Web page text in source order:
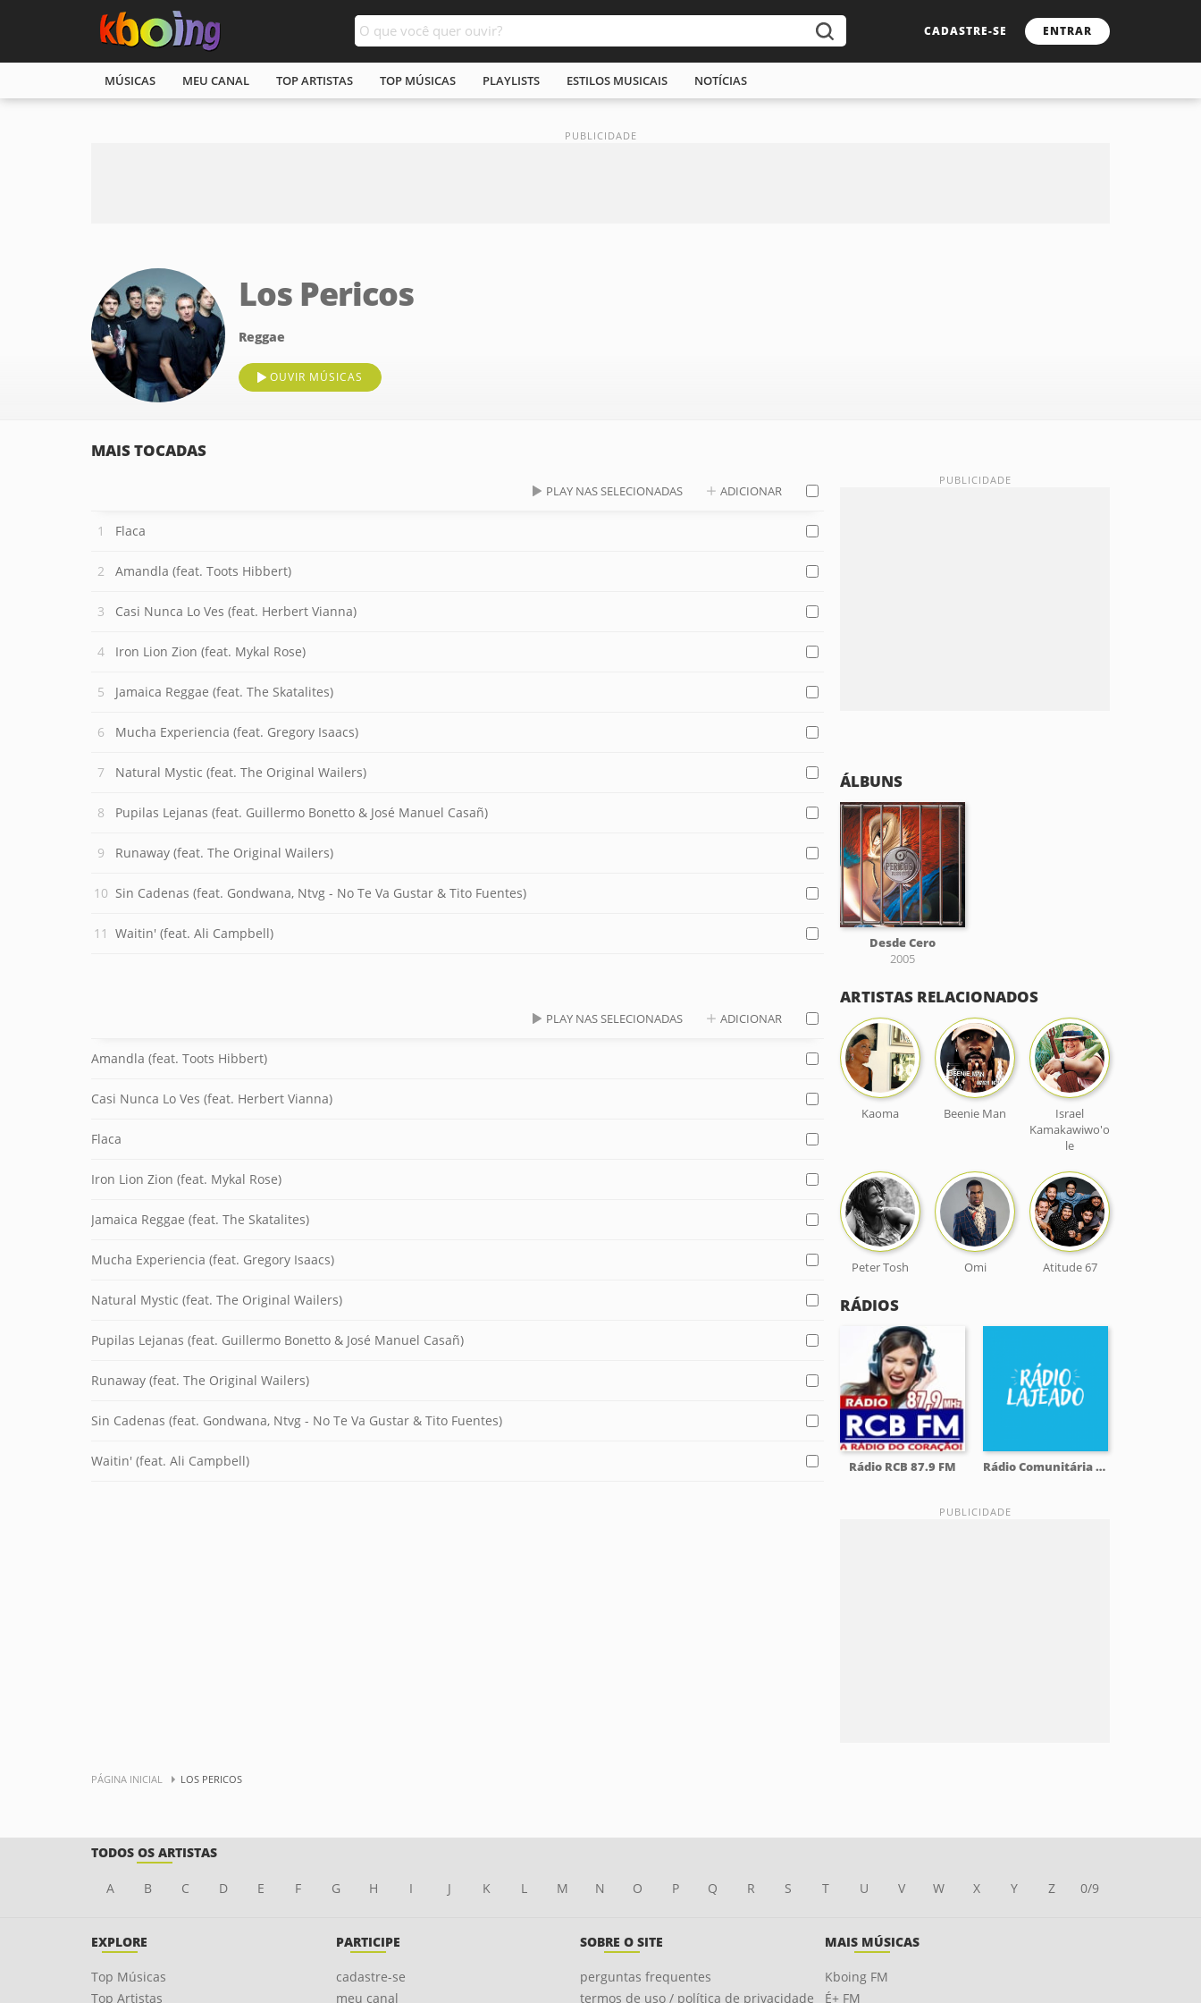
CADASTRE-SE ENTRAR
MÚSICAS MEU CANAL TOP ARTISTAS TOP MÚSICAS PLAYLISTS ESTILOS MUSICAIS NOTÍCIAS
Los Pericos
Reggae
OUVIR MÚSICAS
MAIS TOCADAS
PLAY NAS SELECIONADAS ADICIONAR
Flaca
Amandla (feat. Toots Hibbert)
Casi Nunca Lo Ves (feat. Herbert Vianna)
Iron Lion Zion (feat. Mykal Rose)
Jamaica Reggae (feat. The Skatalites)
Mucha Experiencia (feat. Gregory Isaacs)
Natural Mystic (feat. The Original Wailers)
Pupilas Lejanas (feat. Guillermo Bonetto & José Manuel Casañ)
Runaway (feat. The Original Wailers)
Sin Cadenas (feat. Gondwana, Ntvg - No Te Va Gustar & Tito Fuentes)
Waitin' (feat. Ali Campbell)
PLAY NAS SELECIONADAS ADICIONAR
Amandla (feat. Toots Hibbert)
Casi Nunca Lo Ves (feat. Herbert Vianna)
Flaca
Iron Lion Zion (feat. Mykal Rose)
Jamaica Reggae (feat. The Skatalites)
Mucha Experiencia (feat. Gregory Isaacs)
Natural Mystic (feat. The Original Wailers)
Pupilas Lejanas (feat. Guillermo Bonetto & José Manuel Casañ)
Runaway (feat. The Original Wailers)
Sin Cadenas (feat. Gondwana, Ntvg - No Te Va Gustar & Tito Fuentes)
Waitin' (feat. Ali Campbell)
ÁLBUNS
Desde Cero
2005
ARTISTAS RELACIONADOS
Kaoma Beenie Man
Israel
Kamakawiwo'o
le
Peter Tosh Omi Atitude 67
RÁDIOS
Rádio RCB 87.9 FM Rádio Comunitária Lajeado FM 98.1
PÁGINA INICIAL LOS PERICOS
TODOS OS ARTISTAS
A B C D E F G H I J K L M N O P Q R S T U V W X Y Z 0/9
EXPLORE
Top Músicas
Top Artistas
PARTICIPE
cadastre-se
meu canal
SOBRE O SITE
perguntas frequentes
termos de uso / política de privacidade
MAIS MÚSICAS
Kboing FM
É+ FM